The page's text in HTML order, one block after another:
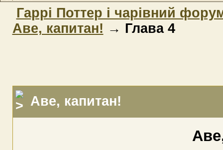
Гаррі Поттер і чарівний
Аве, капитан! → Глава 4
Аве, капитан!